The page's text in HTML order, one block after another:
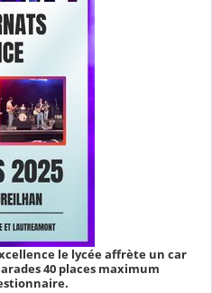
le lycée affrète un car
40 places maximum